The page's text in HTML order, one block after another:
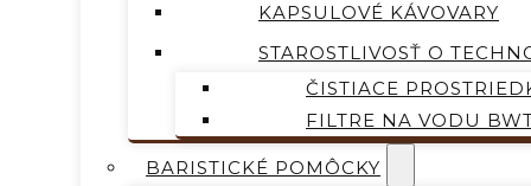
KAPSULOVÉ KÁVOVARY
STAROSTLIVOSŤ O
ČISTIACE
FILTRE NA VODU
BARISTICKÉ POMÔCKY